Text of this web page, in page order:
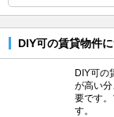
DIY可の賃貸物件
DIY可の
が高い
要です
す。